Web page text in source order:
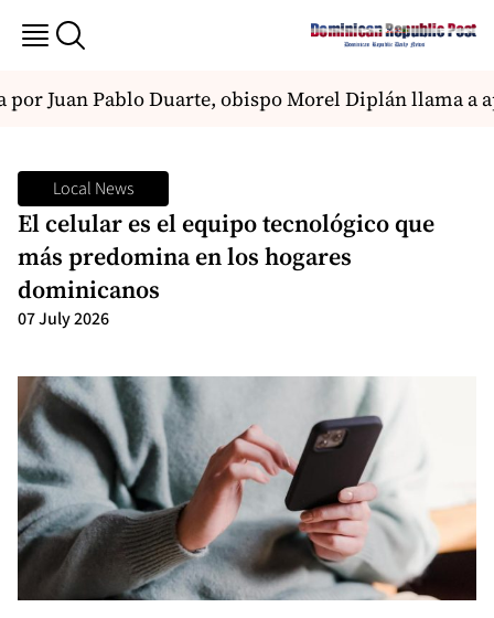
Juan Pablo Duarte, obispo Morel Diplán llama a
Local News
El celular es el equipo tecnológico que
más predomina en los hogares
dominicanos
07 July 2026